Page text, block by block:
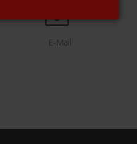
E-Mail